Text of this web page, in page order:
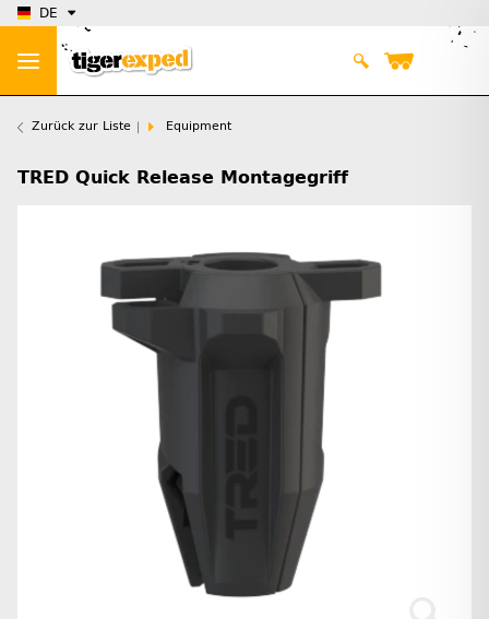
DE
Zurück zur Liste Equipment
TRED Quick Release Montagegriff